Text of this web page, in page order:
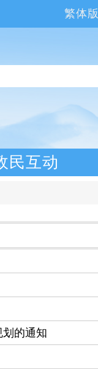
繁体版
民互动
的通知